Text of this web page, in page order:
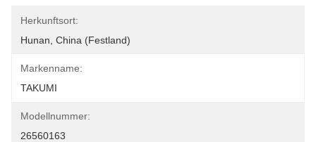
Herkunftsort:
Hunan, China (Festland)
Markenname:
TAKUMI
Modellnummer:
26560163